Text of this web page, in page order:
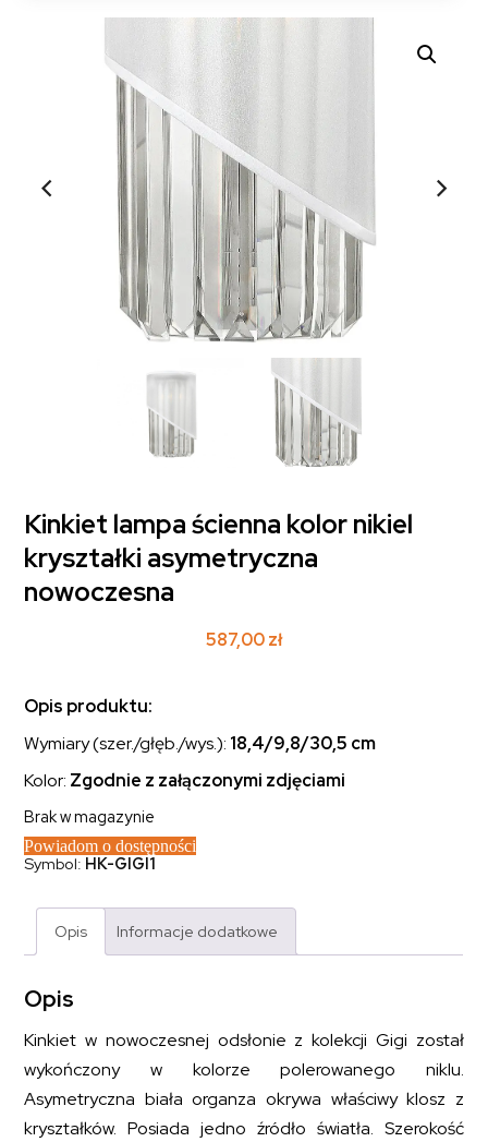
Kinkiet lampa ścienna kolor nikiel
kryształki asymetryczna
nowoczesna
587,00zł
Opis produktu:
Wymiary (szer./głęb./wys.): 18,4/9,8/30,5 cm
Kolor: Zgodnie z załączonymi zdjęciami
Brak w magazynie
Powiadom o dostępności
Symbol: HK-GIGI1
Opis Informacje dodatkowe
Opis
Kinkiet w nowoczesnej odsłonie z kolekcji Gigi został
wykończony w kolorze polerowanego niklu.
Asymetryczna biała organza okrywa właściwy klosz z
kryształków. Posiada jedno źródło światła. Szerokość